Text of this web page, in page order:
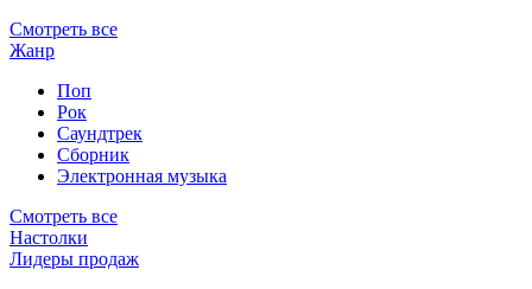
Смотреть все
Жанр
Поп
Рок
Саундтрек
Сборник
Электронная музыка
Смотреть все
Настолки
Лидеры продаж